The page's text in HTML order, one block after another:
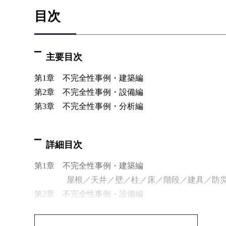
目次
主要目次
第1章 不完全性事例・建築編
第2章 不完全性事例・設備編
第3章 不完全性事例・分析編
詳細目次
第1章 不完全性事例・建築編
屋根／天井／壁／柱／床／階段／建具／防災
第2章 不完全性事例・設備編